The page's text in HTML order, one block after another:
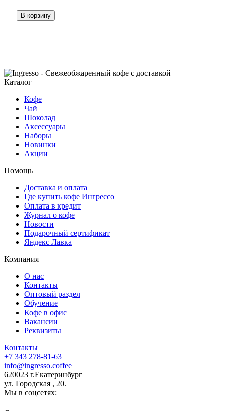
В корзину
Каталог
Кофе
Чай
Шоколад
Аксессуары
Наборы
Новинки
Акции
Помощь
Доставка и оплата
Где купить кофе Ингрессо
Оплата в кредит
Журнал о кофе
Новости
Подарочный сертификат
Яндекс Лавка
Компания
О нас
Контакты
Оптовый раздел
Обучение
Кофе в офис
Вакансии
Реквизиты
Контакты
+7 343 278-81-63
info@ingresso.coffee
620023 г.Екатеринбург
ул. Городская , 20.
Мы в соцсетях: